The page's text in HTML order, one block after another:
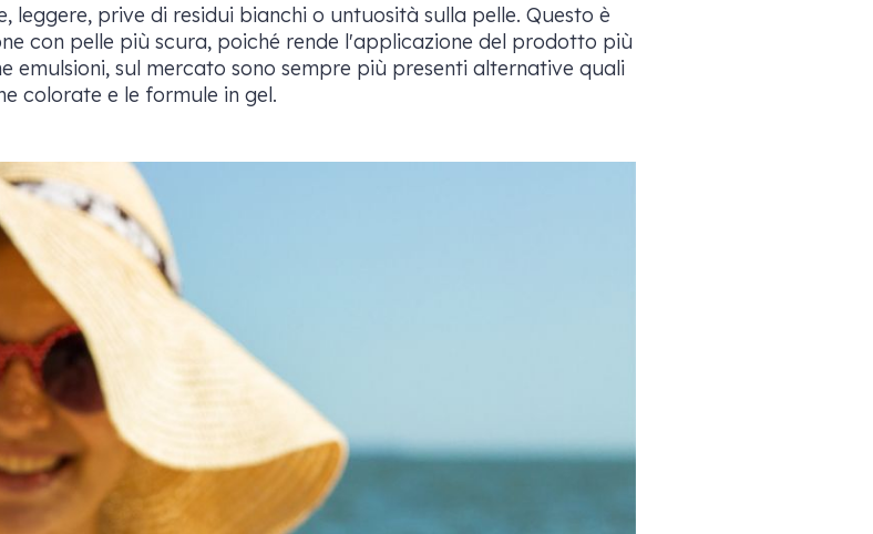
prive di residui bianchi o untuosità sulla pelle. Questo è
con pelle più scura, poiché rende l'applicazione del prodotto più
emulsioni, sul mercato sono sempre più presenti alternative quali
colorate e le formule in gel.